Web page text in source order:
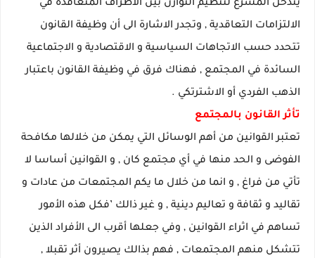
يتدخل المشرع لتنظيم التوازن بين الأطراف المتعاقدة في
الالتزامات التعاقدية , وتجدر الاشارة الى أن وظيفة القانون
تتحدد حسب الاتجاهات السياسية و الاقتصادية و الاجتماعية
السائدة في المجتمع , فهناك فرق في وظيفة القانون باعتبار
الذهب الفردي أو الاشترتكي .
تأثر القانون بالمجتمع
تعتبر القوانين من أهم الوسائل التي يمكن من خلالها مكافحة
الفوضى و الحد منها في أي مجتمع كان , و القوانين أساسا لا
تأتي من فراغ , و انما من خلال ما يكم المجتمعات من عادات و
تقاليد و ثقافة و تعاليم دينية , و غير ذالك ’فكل هذه الأمور
تساهم في اثراء القوانين , وفي جعلها أقرب الى الأفراد الذين
تتشكل منهم المجتمعات , فهم بذالك يصيرون أثر تقبلا ,